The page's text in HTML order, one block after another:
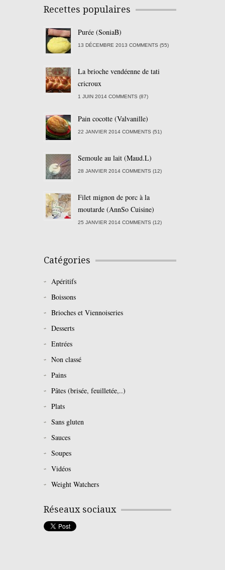
Recettes populaires
Purée (SoniaB)
13 DÉCEMBRE 2013 COMMENTS (55)
La brioche vendéenne de tati
cricroux
1 JUIN 2014 COMMENTS (87)
Pain cocotte (Valvanille)
22 JANVIER 2014 COMMENTS (51)
Semoule au lait (Maud.L)
28 JANVIER 2014 COMMENTS (12)
Filet mignon de porc à la
moutarde (AnnSo Cuisine)
25 JANVIER 2014 COMMENTS (12)
Catégories
Apéritifs
Boissons
Brioches et Viennoiseries
Desserts
Entrées
Non classé
Pains
Pâtes (brisée, feuilletée,..)
Plats
Sans gluten
Sauces
Soupes
Vidéos
Weight Watchers
Réseaux sociaux